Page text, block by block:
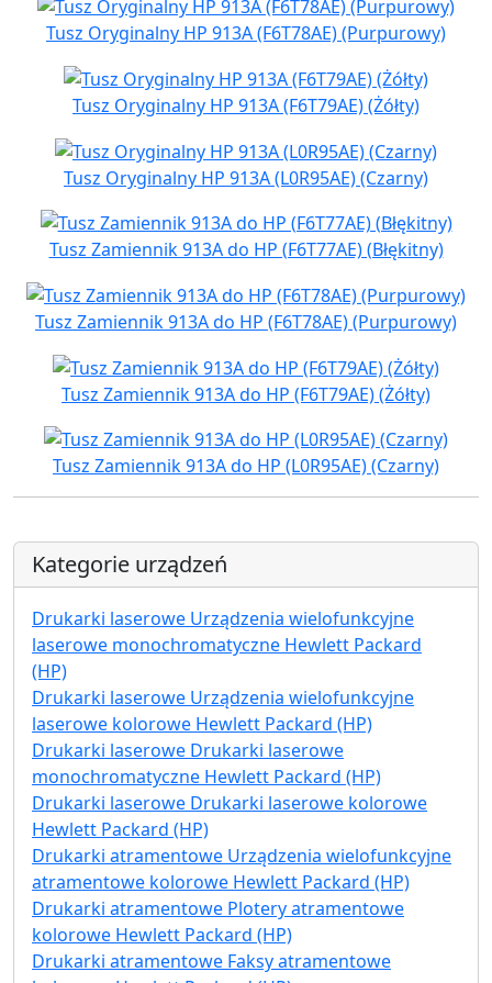
Tusz Oryginalny HP 913A (F6T78AE) (Purpurowy)
Tusz Oryginalny HP 913A (F6T79AE) (Żółty)
Tusz Oryginalny HP 913A (L0R95AE) (Czarny)
Tusz Zamiennik 913A do HP (F6T77AE) (Błękitny)
Tusz Zamiennik 913A do HP (F6T78AE) (Purpurowy)
Tusz Zamiennik 913A do HP (F6T79AE) (Żółty)
Tusz Zamiennik 913A do HP (L0R95AE) (Czarny)
Kategorie urządzeń
Drukarki laserowe Urządzenia wielofunkcyjne
laserowe monochromatyczne Hewlett Packard
(HP)
Drukarki laserowe Urządzenia wielofunkcyjne
laserowe kolorowe Hewlett Packard (HP)
Drukarki laserowe Drukarki laserowe
monochromatyczne Hewlett Packard (HP)
Drukarki laserowe Drukarki laserowe kolorowe
Hewlett Packard (HP)
Drukarki atramentowe Urządzenia wielofunkcyjne
atramentowe kolorowe Hewlett Packard (HP)
Drukarki atramentowe Plotery atramentowe
kolorowe Hewlett Packard (HP)
Drukarki atramentowe Faksy atramentowe